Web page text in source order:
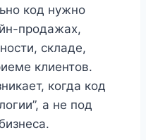
код нужно
продажах,
складе,
клиентов.
когда код
а не под